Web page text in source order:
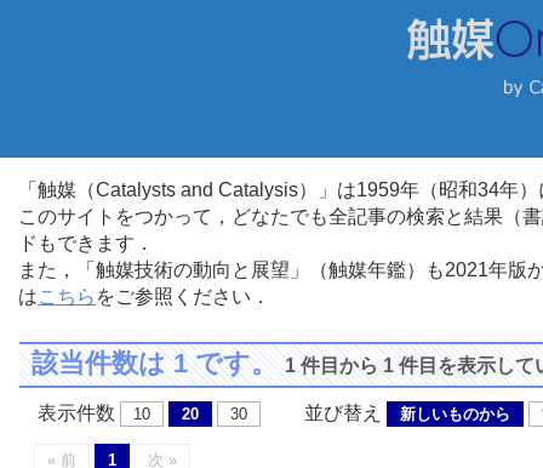
「触媒（Catalysts and Catalysis）」は1959年（昭和34年
このサイトをつかって，どなたでも全記事の検索と結果（
ドもできます．
また，「触媒技術の動向と展望」（触媒年鑑）も2021年
はこちら をご参照ください．
該当件数は 1 です。1 件目から 1 件目を表示して
表示件数 10 20 30 並び替え 新しいものから
« 前 1 次 »